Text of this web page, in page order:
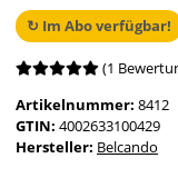
↻ Im Abo verfügbar!
(1
Artikelnummer: 8412
GTIN: 4002633100429
Hersteller: Belcando